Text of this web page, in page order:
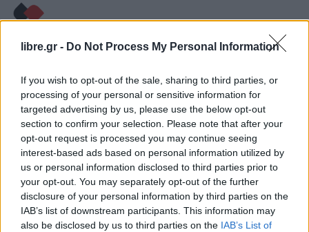
libre.gr - Do Not Process My Personal Information
If you wish to opt-out of the sale, sharing to third parties, or
processing of your personal or sensitive information for
targeted advertising by us, please use the below opt-out
section to confirm your selection. Please note that after your
opt-out request is processed you may continue seeing
interest-based ads based on personal information utilized by
us or personal information disclosed to third parties prior to
your opt-out. You may separately opt-out of the further
disclosure of your personal information by third parties on the
IAB’s list of downstream participants. This information may
also be disclosed by us to third parties on the IAB’s List of
29 Δεκεμβρίου, 2025
Νέα τροπή παίρνει η υπόθεση που έχει προκαλέσει
έντονο ενδιαφέρον στο καλλιτεχνικό ρεπορτάζ τις
τελευταίες εβδομάδες, μετά τη μαρτυρία
προσώπου που δηλώνει ότι γνωρίζει προσωπικά
τόσο τον Γιώργο Μαζωνάκη όσο και τον Στέφανο
Παπαδόπουλο. Η μαρτυρία παρουσιάστηκε στην
εκπομπή του ΑΝΤ1 «Αποκαλύψεις» και ρίχνει φως
στις συνθήκες της συνεργασίας τους, λίγες ημέρες
μετά τη μήνυση που έχει καταθέσει ο […]